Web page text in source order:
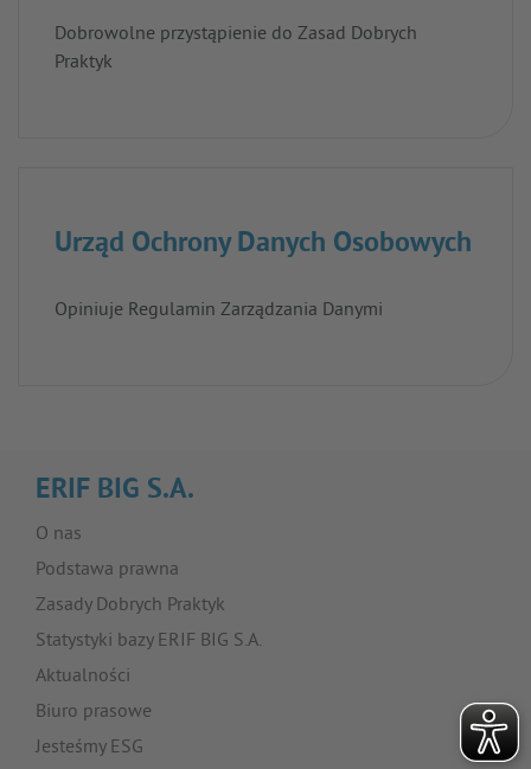
Dobrowolne przystąpienie do Zasad Dobrych
Praktyk
Urząd Ochrony Danych Osobowych
Opiniuje Regulamin Zarządzania Danymi
ERIF BIG S.A.
O nas
Podstawa prawna
Zasady Dobrych Praktyk
Statystyki bazy ERIF BIG S.A.
Aktualności
Biuro prasowe
Jesteśmy ESG